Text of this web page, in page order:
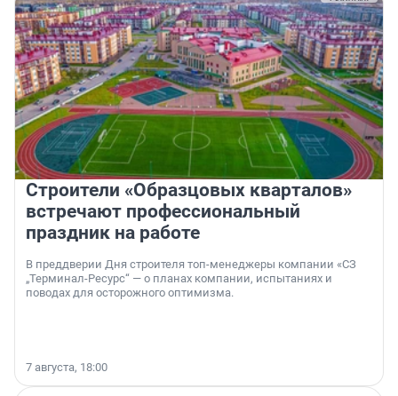
Строители «Образцовых кварталов»
встречают профессиональный
праздник на работе
В преддверии Дня строителя топ-менеджеры компании «СЗ
„Терминал-Ресурс“ — о планах компании, испытаниях и
поводах для осторожного оптимизма.
7 августа, 18:00